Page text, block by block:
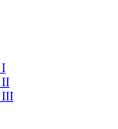
I
II
III